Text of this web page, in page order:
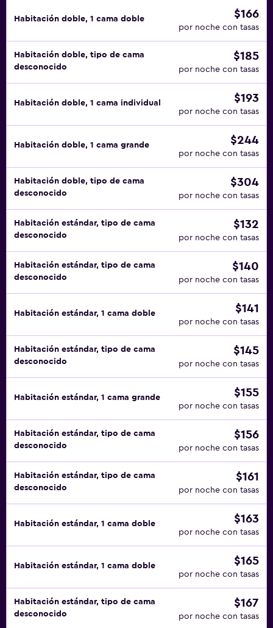
Habitación doble, 1 cama doble $166
por noche con tasas
Habitación doble, tipo de cama
desconocido
$185
por noche con tasas
Habitación doble, 1 cama individual $193
por noche con tasas
Habitación doble, 1 cama grande $244
por noche con tasas
Habitación doble, tipo de cama
desconocido
$304
por noche con tasas
Habitación estándar, tipo de cama
desconocido
$132
por noche con tasas
Habitación estándar, tipo de cama
desconocido
$140
por noche con tasas
Habitación estándar, 1 cama doble $141
por noche con tasas
Habitación estándar, tipo de cama
desconocido
$145
por noche con tasas
Habitación estándar, 1 cama grande $155
por noche con tasas
Habitación estándar, tipo de cama
desconocido
$156
por noche con tasas
Habitación estándar, tipo de cama
desconocido
$161
por noche con tasas
Habitación estándar, 1 cama doble $163
por noche con tasas
Habitación estándar, 1 cama doble $165
por noche con tasas
Habitación estándar, tipo de cama
desconocido
$167
por noche con tasas